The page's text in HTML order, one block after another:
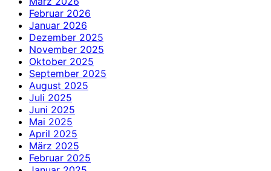
Februar 2026
Januar 2026
Dezember 2025
November 2025
Oktober 2025
September 2025
August 2025
Juli 2025
Juni 2025
Mai 2025
April 2025
März 2025
Februar 2025